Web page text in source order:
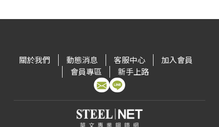
關於我們 動態消息 客服中心
加入會員
會員專區
新手上路